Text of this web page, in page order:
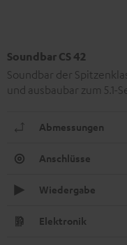
Soundbar CS 42
Soundbar der
und ausbaubar zum 5.1-
Abmessungen
Anschlüsse
Wiedergabe
Elektronik